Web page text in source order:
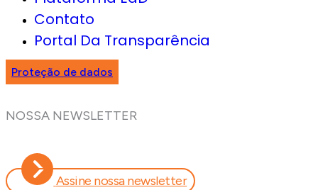
Contato
Portal Da Transparência
Proteção de dados
NOSSA NEWSLETTER
Assine nossa newsletter